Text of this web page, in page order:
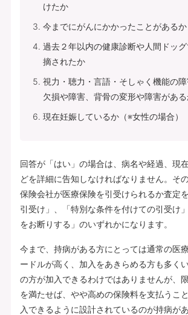
けたか
今までにがんにかかったことがあるか
過去２年以内の健康診断や人間ドッ
摘されたか
視力・聴力・言語・そしゃく機能の
欠損や障害、背骨の変形や障害があ
現在妊娠しているか（※女性の場合）
回答が「はい」の場合は、病名や経過、現
どを詳細に告知しなければなりません。そ
保険会社が医療保険を引受けられるか査定
引受け」、「特別な条件を付けての引受け
をお断りする」のいずれかになります。
今まで、持病がある方にとっては通常の医
ードルが高く、加入をあきらめる方も多く
の方が加入できるわけではありませんが、
を満たせば、やや高めの保険料を支払うこ
入できるように設計されているのが持病が